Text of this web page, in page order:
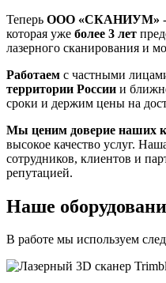
Теперь ООО «СКАНИУМ»
которая уже более 3 лет
лазерного сканирования и
Работаем с частными
территории России и
сроки и держим цены на
Мы ценим доверие наших
высокое качество услуг.
сотрудников, клиентов и
репутацией.
Наше
В работе мы используем